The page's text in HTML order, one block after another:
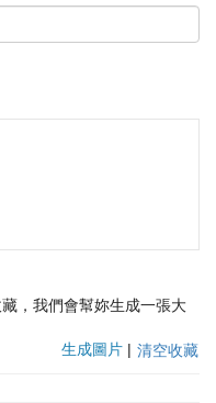
，我們會幫妳生成一張大
生成圖片 | 清空收藏